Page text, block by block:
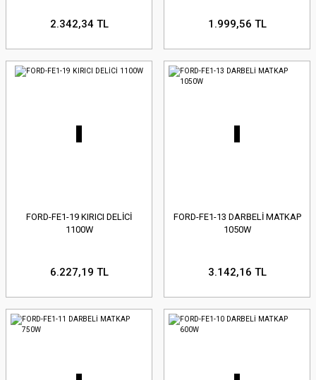
2.342,34 TL 1.999,56 TL
FORD-FE1-19 KIRICI DELİCİ
1100W
6.227,19 TL
FORD-FE1-13 DARBELİ MATKAP
1050W
3.142,16 TL